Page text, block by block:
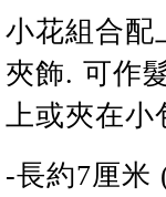
小花組合配
夾飾. 可作
上或夾在小
-長約7厘米